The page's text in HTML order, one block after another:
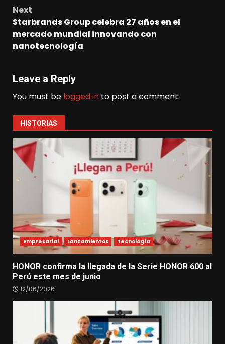
Next
Starbrands Group celebra 27 años en el
mercado mundial innovando con
nanotecnología
Leave a Reply
You must be logged in to post a comment.
HISTORIAS
Empresarial Lanzamientos Tecnología
HONOR confirma la llegada de la Serie HONOR 600 al
Perú este mes de junio
12/06/2026